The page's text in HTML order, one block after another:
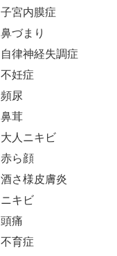
子宮内膜症
鼻づまり
自律神経失調症
不妊症
頻尿
鼻茸
大人ニキビ
赤ら顔
酒さ様皮膚炎
ニキビ
頭痛
不育症